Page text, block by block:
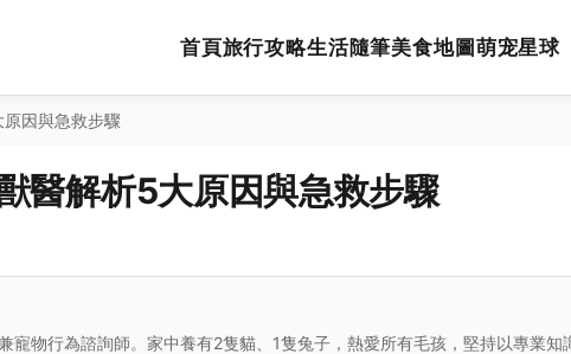
首頁旅行攻略生活隨筆美食地圖萌宠星球
因與急救步驟
醫解析5大原因與急救步驟
寵物行為諮詢師。家中養有2隻貓、1隻兔子，熱愛所有毛孩，堅持以專業